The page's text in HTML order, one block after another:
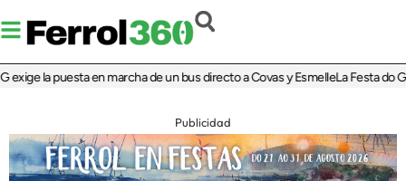
la puesta en marcha de un bus directo a Covas y EsmelleLa Festa do
Publicidad